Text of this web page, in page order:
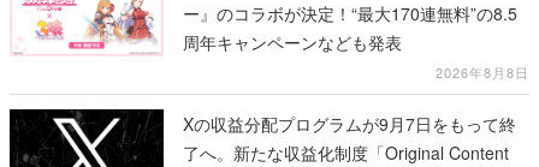
ー』のコラボが決定！“最大170連無料”の8.5
周年キャンペーンなども発表
2026年8月8日
Xの収益分配プログラムが9月7日をもって終
了へ。新たな収益化制度「Original Content